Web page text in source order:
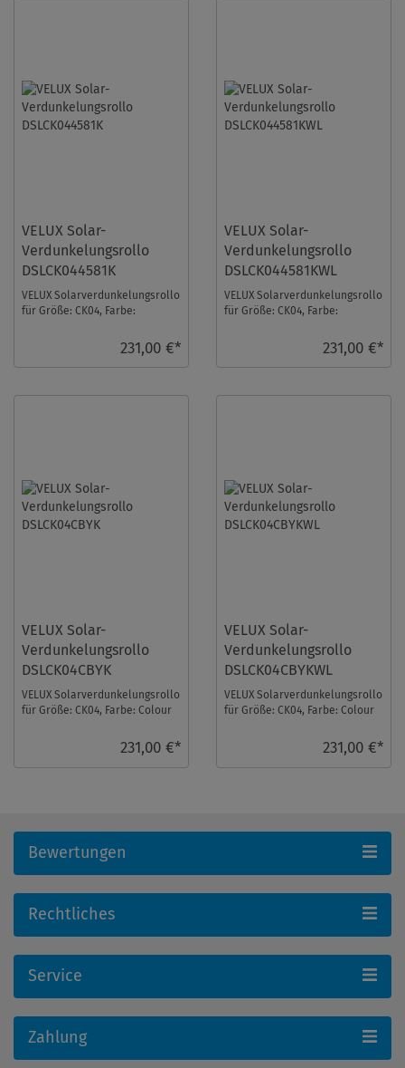
VELUX Solar-
Verdunkelungsrollo
DSLCK044581K
VELUX Solarverdunkelungsrollo
für Größe: CK04, Farbe:
homecontrol kompa ...231,00 €*
VELUX Solar-
Verdunkelungsrollo
DSLCK044581KWL
VELUX Solarverdunkelungsrollo
für Größe: CK04, Farbe:
231,00 €*
VELUX Solar-
Verdunkelungsrollo
DSLCK04CBYK
VELUX Solarverdunkelungsrollo
für Größe: CK04, Farbe: Colour
231,00 €*
VELUX Solar-
Verdunkelungsrollo
DSLCK04CBYKWL
VELUX Solarverdunkelungsrollo
für Größe: CK04, Farbe: Colour
231,00 €*
Bewertungen
Rechtliches
Service
Zahlung